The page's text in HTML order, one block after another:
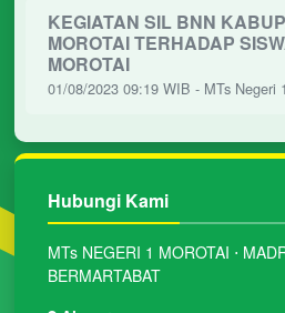
KEGIATAN SIL BNN
MOROTAI TERHADAP
MOROTAI
01/08/2023 09:19 WIB - MTs Negeri
Hubungi Kami
MTs NEGERI 1 MOROTAI ⋅
BERMARTABAT